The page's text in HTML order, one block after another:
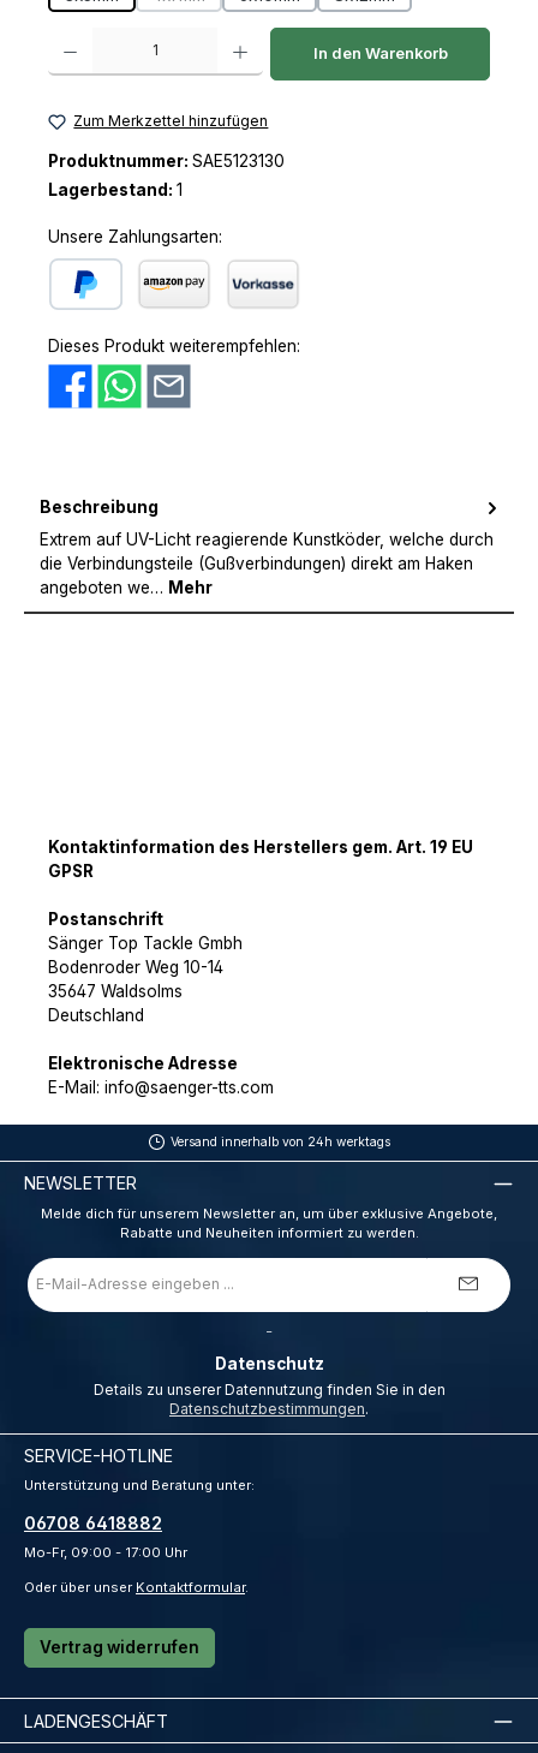
(Diese Option ist zurzeit nicht verfügbar.)
Produkt Anzahl: Gib den gewünschten Wert ein oder benutze die
In den Warenkorb
Zum Merkzettel hinzufügen
Produktnummer: SAE5123130
Lagerbestand: 1
Unsere Zahlungsarten:
Dieses Produkt weiterempfehlen:
Beschreibung
Extrem auf UV-Licht reagierende Kunstköder, welche durch
die Verbindungsteile (Gußverbindungen) direkt am Haken
angeboten we… Mehr
Kontaktinformation des Herstellers gem. Art. 19 EU
GPSR
Postanschrift
Sänger Top Tackle Gmbh
Bodenroder Weg 10-14
35647 Waldsolms
Deutschland
Elektronische Adresse
E-Mail: info@saenger-tts.com
Versand innerhalb von 24h werktags
NEWSLETTER
Melde dich für unserem Newsletter an, um über exklusive Angebote,
Rabatte und Neuheiten informiert zu werden.
E-
Mail-
Adresse
Datenschutz
Datenschutzbestimmungen.
SERVICE-HOTLINE
Unterstützung und Beratung unter:
06708 6418882
Mo-Fr, 09:00 - 17:00 Uhr
Oder über unser Kontaktformular.
Vertrag widerrufen
LADENGESCHÄFT